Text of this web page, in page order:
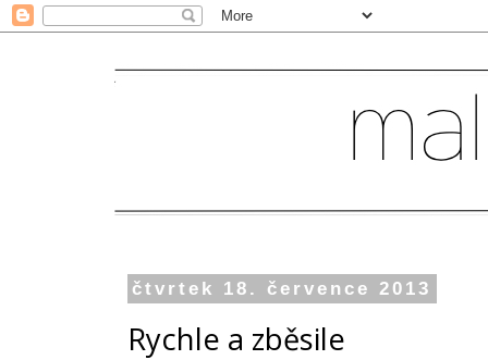
čtvrtek 18. července 2013
Rychle a zběsile